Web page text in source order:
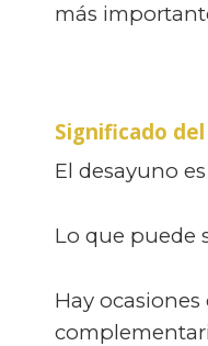
más
Significado
El desayuno
Lo que puede
Hay